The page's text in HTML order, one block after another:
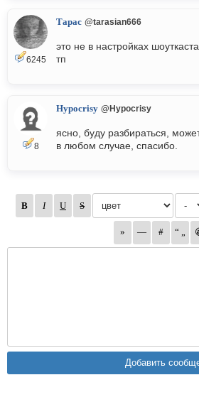
6245
Тарас @tarasian666
это не в настройках
тп
8
Hypocrisy @Hypocrisy
ясно, буду разбираться,
в любом случае, спасибо.